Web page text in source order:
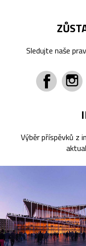
Sledujte naše
Výběr příspěvků z